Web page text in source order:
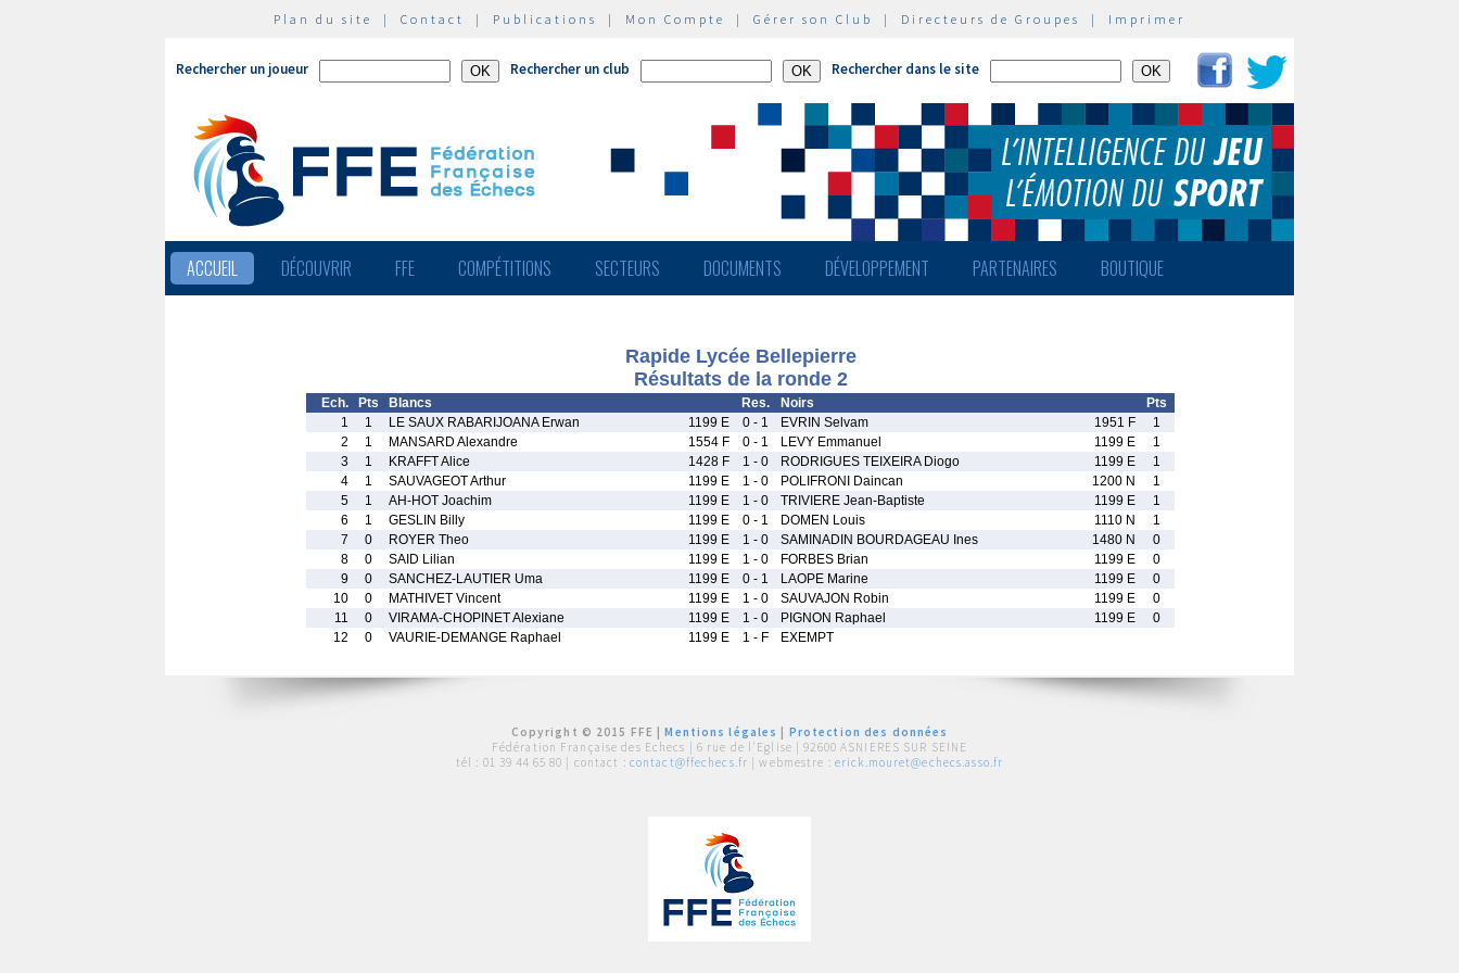
Plan du site | Contact | Publications | Mon Compte | Gérer son Club | Directeurs de Groupes | Imprimer
Rechercher un joueur Rechercher un club Rechercher dans le site
ACCUEIL DÉCOUVRIR FFE COMPÉTITIONS SECTEURS DOCUMENTS DÉVELOPPEMENT PARTENAIRES BOUTIQUE
Rapide Lycée Bellepierre
Résultats de la ronde 2
Ech. Pts Blancs Res. Noirs
Pts
1
1 LE SAUX RABARIJOANA Erwan 1199 E 0 - 1 EVRIN Selvam 1951 F
1
2
1 MANSARD Alexandre 1554 F 0 - 1 LEVY Emmanuel 1199 E
1
3
1 KRAFFT Alice 1428 F 1 - 0 RODRIGUES TEIXEIRA Diogo 1199 E
1
4
1 SAUVAGEOT Arthur 1199 E 1 - 0 POLIFRONI Daincan 1200 N
1
5
1 AH-HOT Joachim 1199 E 1 - 0 TRIVIERE Jean-Baptiste 1199 E
1
6
1 GESLIN Billy 1199 E 0 - 1 DOMEN Louis 1110 N
1
7
0 ROYER Theo 1199 E 1 - 0 SAMINADIN BOURDAGEAU Ines 1480 N
0
8
0 SAID Lilian 1199 E 1 - 0 FORBES Brian 1199 E
0
9
0 SANCHEZ-LAUTIER Uma 1199 E 0 - 1 LAOPE Marine 1199 E
0
10
0 MATHIVET Vincent 1199 E 1 - 0 SAUVAJON Robin 1199 E
0
11
0 VIRAMA-CHOPINET Alexiane 1199 E 1 - 0 PIGNON Raphael 1199 E
0
12
0 VAURIE-DEMANGE Raphael 1199 E 1 - F EXEMPT
Copyright © 2015 FFE |Mentions légales
Protection des données
Fédération Française des Echecs | 6 rue de l'Eglise | 92600 ASNIERES SUR SEINE
tél : 01 39 44 65 80 | contact : contact@ffechecs.fr | webmestre : erick.mouret@echecs.asso.fr